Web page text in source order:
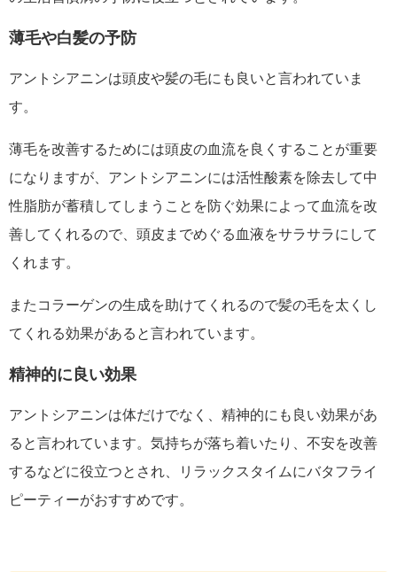
薄毛や白髪の予防
アントシアニンは頭皮や髪の毛にも良いと言われていま
す。
薄毛を改善するためには頭皮の血流を良くすることが重要
になりますが、アントシアニンには活性酸素を除去して中
性脂肪が蓄積してしまうことを防ぐ効果によって血流を改
善してくれるので、頭皮までめぐる血液をサラサラにして
くれます。
またコラーゲンの生成を助けてくれるので髪の毛を太くし
てくれる効果があると言われています。
精神的に良い効果
アントシアニンは体だけでなく、精神的にも良い効果があ
ると言われています。気持ちが落ち着いたり、不安を改善
するなどに役立つとされ、リラックスタイムにバタフライ
ピーティーがおすすめです。